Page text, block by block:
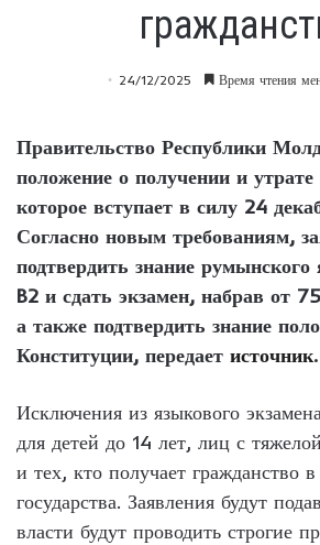
24/12/2025 Время чтения
Правительство Республики
положение о получении и утрате
которое вступает в силу 24
Согласно новым требованиям,
подтвердить знание
B2 и сдать экзамен, набрав от
а также подтвердить знание
Конституции, передает источник.
Исключения из языкового
для детей до 14 лет, лиц с
и тех, кто получает гражданство
государства. Заявления будут
власти будут проводить строгие